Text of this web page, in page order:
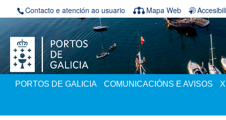
Volver ao contido
Contacto e atención ao usuario Mapa Web
PORTOS DE GALICIA COMUNICACIÓNS E AVISOS